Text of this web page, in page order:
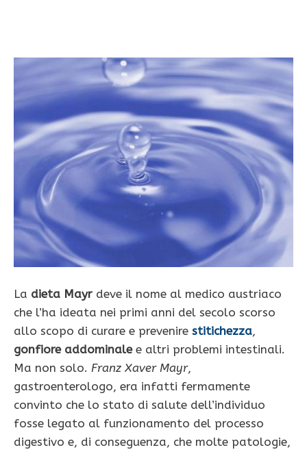
La dieta Mayr deve il nome al medico austriaco
che l’ha ideata nei primi anni del secolo scorso
allo scopo di curare e prevenire stitichezza,
gonfiore addominalee altri problemi intestinali.
Ma non solo. Franz Xaver Mayr,
gastroenterologo, era infatti fermamente
convinto che lo stato di salute dell’individuo
fosse legato al funzionamento del processo
digestivo e, di conseguenza, che molte patologie,